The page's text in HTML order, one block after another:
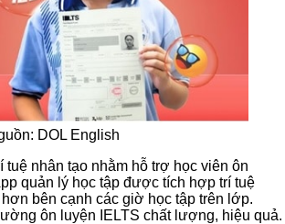
DOL English
nhân tạo nhằm hỗ trợ học viên ôn
quản lý học tập được tích hợp trí tuệ
bên cạnh các giờ học tập trên lớp.
ôn luyện IELTS chất lượng, hiệu quả.